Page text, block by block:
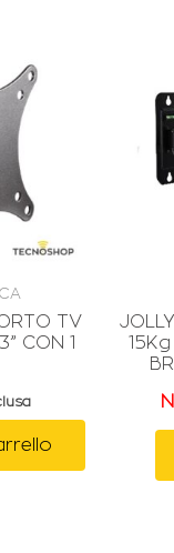
TV
CON 1
15Kg